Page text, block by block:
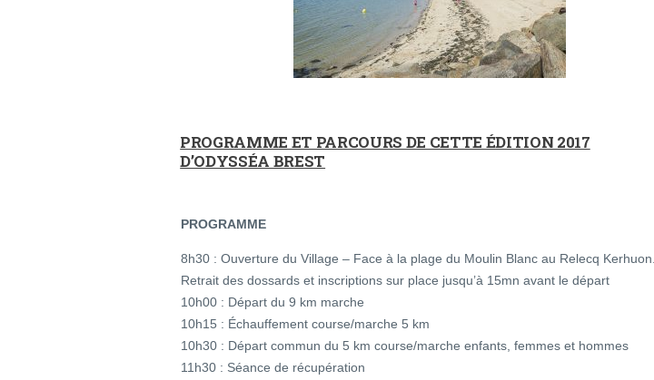
PROGRAMME ET PARCOURS DE CETTE ÉDITION 2017
D’ODYSSÉA BREST
PROGRAMME
8h30 : Ouverture du Village – Face à la plage du Moulin Blanc au Relecq Kerhuon.
Retrait des dossards et inscriptions sur place jusqu’à 15mn avant le départ
10h00 : Départ du 9 km marche
10h15 : Échauffement course/marche 5 km
10h30 : Départ commun du 5 km course/marche enfants, femmes et hommes
11h30 : Séance de récupération